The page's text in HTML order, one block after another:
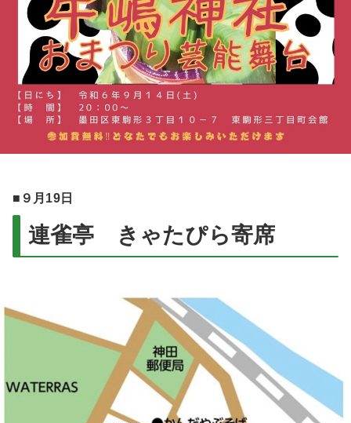
■９月19日
連雀亭 きゃたぴら寄席